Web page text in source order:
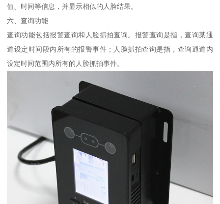
值、时间等信息，并显示相似的人脸结果。
六、查询功能
查询功能包括报警查询和人脸抓拍查询。报警查询是指，查询某通
道设定时间段内所有的报警事件；人脸抓拍查询是指，查询通道内
设定时间范围内所有的人脸抓拍事件。